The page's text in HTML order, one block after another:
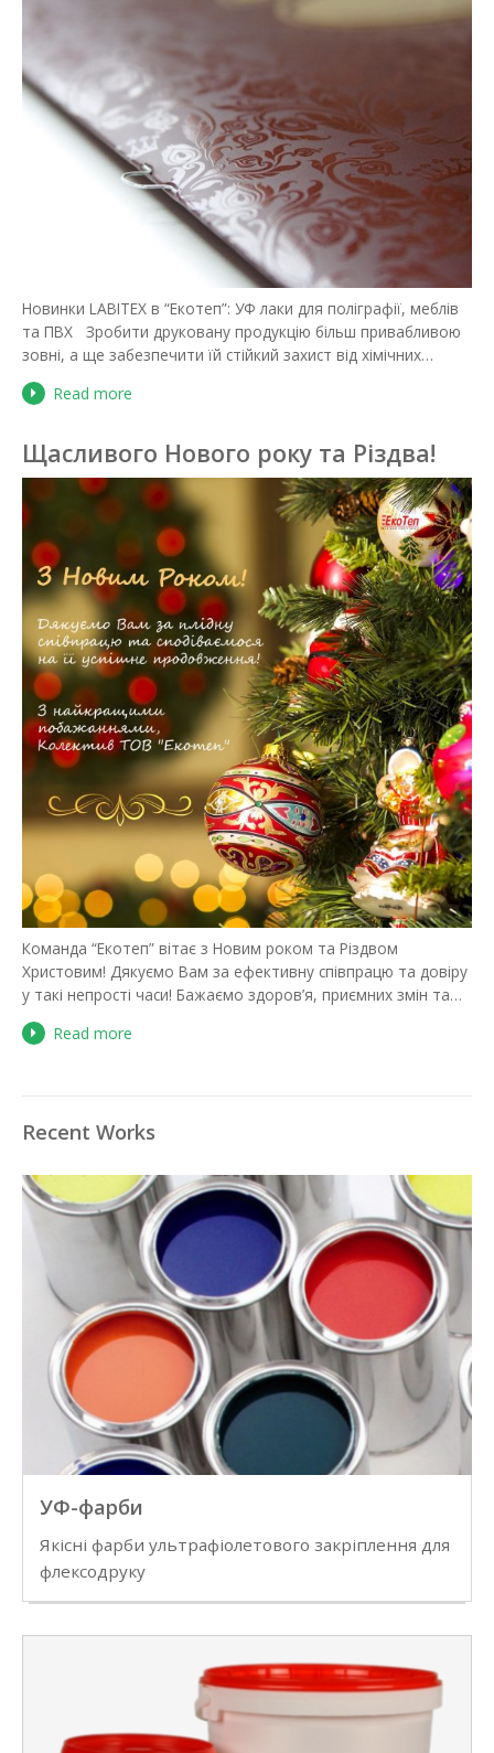
Новинки LABITEX в “Екотеп”: УФ лаки для поліграфії, меблів
та ПВХ Зробити друковану продукцію більш привабливою
зовні, а ще забезпечити їй стійкий захист від хімічних…
Read more
Щасливого Нового року та Різдва!
Команда “Екотеп” вітає з Новим роком та Різдвом
Христовим! Дякуємо Вам за ефективну співпрацю та довіру
у такі непрості часи! Бажаємо здоров’я, приємних змін та…
Read more
Recent Works
УФ-фарби
Якісні фарби ультрафіолетового закріплення для
флексодруку